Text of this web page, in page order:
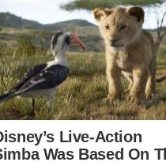
Diraja Malaysia
masuk ke Bukit Aman
Johan dan
pagi.
Aman pada jam 11.55
sidang akhbar di
Aman.